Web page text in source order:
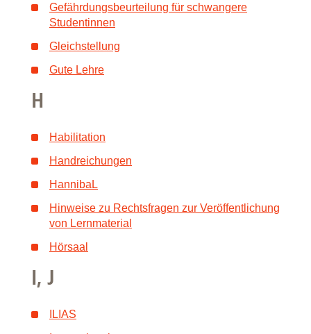
Gefährdungsbeurteilung für schwangere
Studentinnen
Gleichstellung
Gute Lehre
H
Habilitation
Handreichungen
HannibaL
Hinweise zu Rechtsfragen zur Veröffentlichung
von Lernmaterial
Hörsaal
I, J
ILIAS